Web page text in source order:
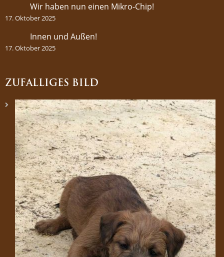
Wir haben nun einen Mikro-Chip!
17. Oktober 2025
Innen und Außen!
17. Oktober 2025
ZUFÄLLIGES BILD